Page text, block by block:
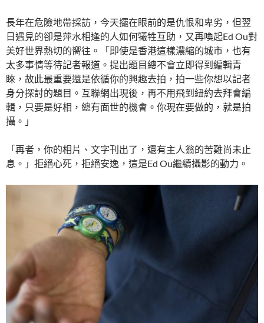
長年在危險地帶採訪，今天擺在眼前的是仇恨和卑劣，但翌
日遇見的卻是萍水相逢的人如何犧牲互助，又再喚起Ed Ou對
美好世界熱切的嚮往。「即使是香港這樣濃縮的城市，也有
太多事情等待記者報道。提出題目總不會立即得到編輯青
睞，故此最重要還是依循你的興趣去拍，拍一些你想以記者
身分探討的題目。互聯網出現後，再不用飛到紐約去拜會編
輯，只要是好相，總有面世的機會。你現在要做的，就是拍
攝。」
「再者，你的相片、文字刊出了，還有主人翁的苦難尚未止
息。」拒絕心死，拒絕安逸，這是Ed Ou繼續攝影的動力。